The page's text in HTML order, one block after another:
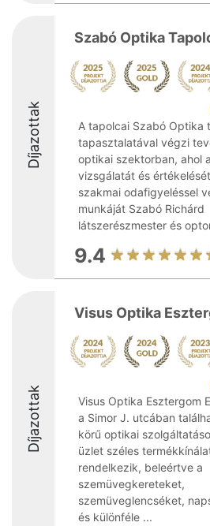
Díjazottak
Szabó Optika
A tapolcai Szabó Optika
tapasztalatával végzi
optikai szektorban, ahol
vizsgálatát és
szakmai odafigyeléssel
munkáját Szabó Richárd
látszerészmester és
9.4
Díjazottak
Visus Optika
Visus Optika Esztergom
a Simor J. utcában
körű optikai
üzlet széles
rendelkezik, beleértve a
szemüvegkereteket,
szemüveglencséket,
és különféle ...